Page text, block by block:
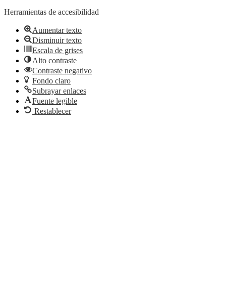
Herramientas de accesibilidad
Aumentar texto
Disminuir texto
Escala de grises
Alto contraste
Contraste negativo
Fondo claro
Subrayar enlaces
Fuente legible
Restablecer